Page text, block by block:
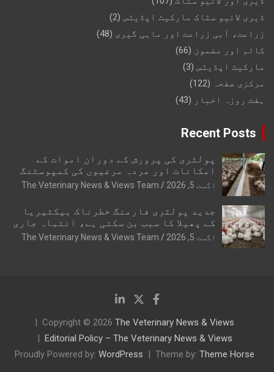
ڈیری لائیو سٹاک مارکیٹ اپڈیٹس (2)
زراعت، آبی زراعت اور ماہی گیری (48)
کالم اور مضمون (66)
مارکیٹ اپڈیٹس (3)
مرکزی صفحہ (122)
ہفت روزہ اخبار (43)
Recent Posts
پولٹری کی پرورش کے دوران اموات کے
امکانات اور مردہ مرغیوں کی کمپوسٹنگ
اگست 5, 2026 The Veterinary News & Views Team
جدید پولٹری فارمنگ خطرناک بیکٹیریا
کے پھیلا کا سبب بن سکتی ہے، انتباہ جاری
اگست 5, 2026 The Veterinary News & Views Team
Copyright © 2026 The Veterinary News & Views
Editorial Policy – The Veterinary News & Views
Theme by: Theme Horse
Proudly Powered by: WordPress